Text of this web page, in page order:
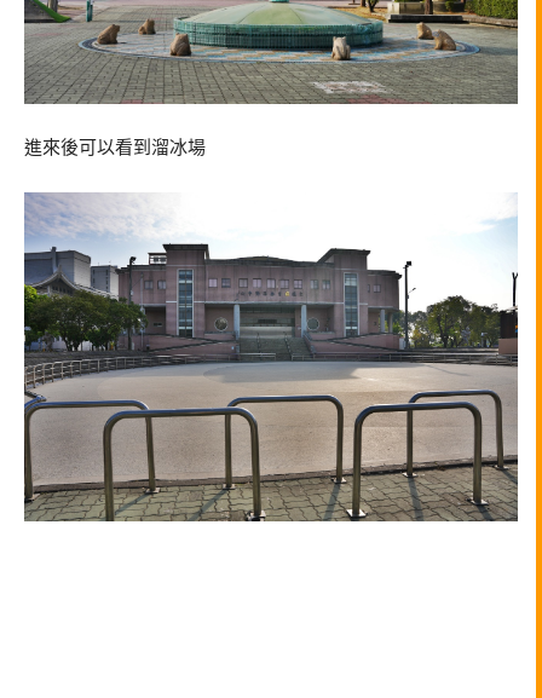
進來後可以看到溜冰場